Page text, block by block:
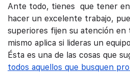
Ante todo, tienes que tener
hacer un excelente trabajo,
superiores fijen su atención en
mismo aplica si lideras un
Ésta es una de las cosas que
todos aquellos que busquen